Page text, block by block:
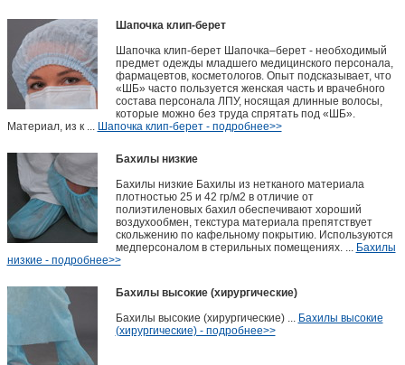
Шапочка клип-берет
Шапочка клип-берет Шапочка–берет - необходимый
предмет одежды младшего медицинского персонала,
фармацевтов, косметологов. Опыт подсказывает, что
«ШБ» часто пользуется женская часть и врачебного
состава персонала ЛПУ, носящая длинные волосы,
которые можно без труда спрятать под «ШБ».
Материал, из к ... Шапочка клип-берет - подробнее>>
Бахилы низкие
Бахилы низкие Бахилы из нетканого материала
плотностью 25 и 42 гр/м2 в отличие от
полиэтиленовых бахил обеспечивают хороший
воздухообмен, текстура материала препятствует
скольжению по кафельному покрытию. Используются
медперсоналом в стерильных помещениях. ... Бахилы
низкие - подробнее>>
Бахилы высокие (хирургические)
Бахилы высокие (хирургические) ... Бахилы высокие
(хирургические) - подробнее>>